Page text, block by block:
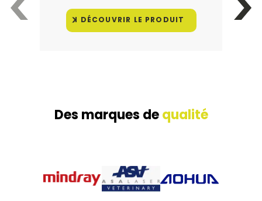
DÉCOUVRIR LE PRODUIT
Des marques de qualité